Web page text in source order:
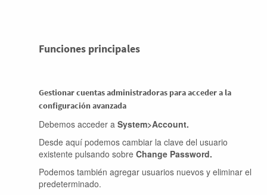
Funciones principales
Gestionar cuentas administradoras para acceder a la
configuración avanzada
Debemos acceder a System>Account.
Desde aquí podemos cambiar la clave del usuario
existente pulsando sobre Change Password.
Podemos también agregar usuarios nuevos y eliminar el
predeterminado.